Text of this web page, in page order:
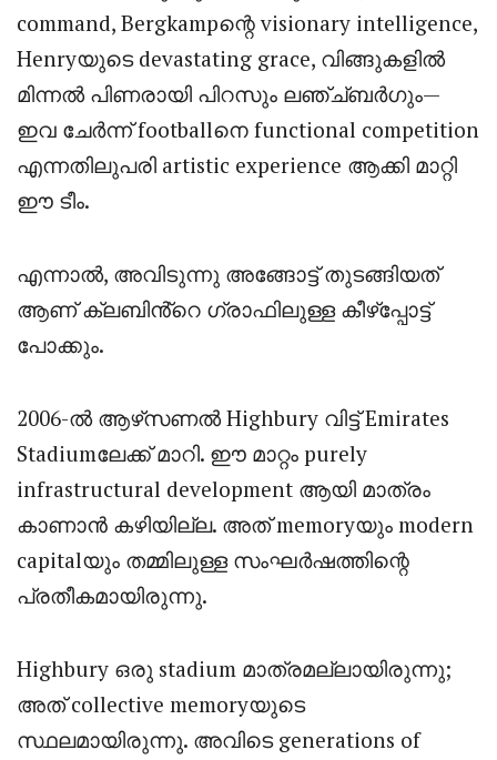
command, Bergkampന്റെ visionary intelligence,
Henryയുടെ devastating grace, വിങ്ങുകളിൽ
മിന്നൽ പിണരായി പിറസും ലഞ്ച്ബർഗും—
ഇവ ചേർന്ന് footballനെ functional competition
എന്നതിലുപരി artistic experience ആക്കി മാറ്റി
ഈ ടീം.
എന്നാൽ, അവിടുന്നു അങ്ങോട്ട് തുടങ്ങിയത്
ആണ് ക്ലബിൻ്റെ ഗ്രാഫിലുള്ള കീഴ്പ്പോട്ട്
പോക്കും.
2006-ൽ ആഴ്‌സണൽ Highbury വിട്ട് Emirates
Stadiumലേക്ക് മാറി. ഈ മാറ്റം purely
infrastructural development ആയി മാത്രം
കാണാൻ കഴിയില്ല. അത് memoryയും modern
capitalയും തമ്മിലുള്ള സംഘർഷത്തിന്റെ
പ്രതീകമായിരുന്നു.
Highbury ഒരു stadium മാത്രമല്ലായിരുന്നു;
അത് collective memoryയുടെ
സ്ഥലമായിരുന്നു. അവിടെ generations of